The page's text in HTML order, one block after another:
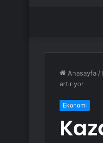
Anasayfa /
artırıyor
Ekonomi